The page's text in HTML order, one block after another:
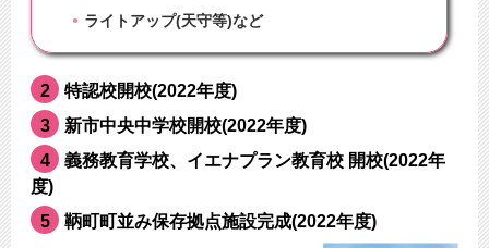
ライトアップ(天守等)など
2
特認校開校(2022年度)
3
新市中央中学校開校(2022年度)
4
義務教育学校、イエナプラン教育校 開校(2022年
度)
5
鞆町町並み保存拠点施設完成(2022年度)